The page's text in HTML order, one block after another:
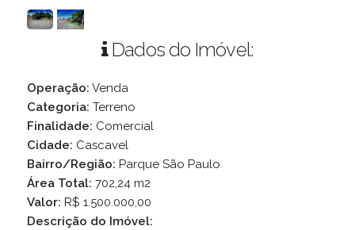
Dados do Imóvel:
Operação: Venda
Categoria: Terreno
Finalidade: Comercial
Cidade: Cascavel
Bairro/Região: Parque São Paulo
Área Total: 702,24 m2
Valor: R$ 1.500.000,00
Descrição do Imóvel: